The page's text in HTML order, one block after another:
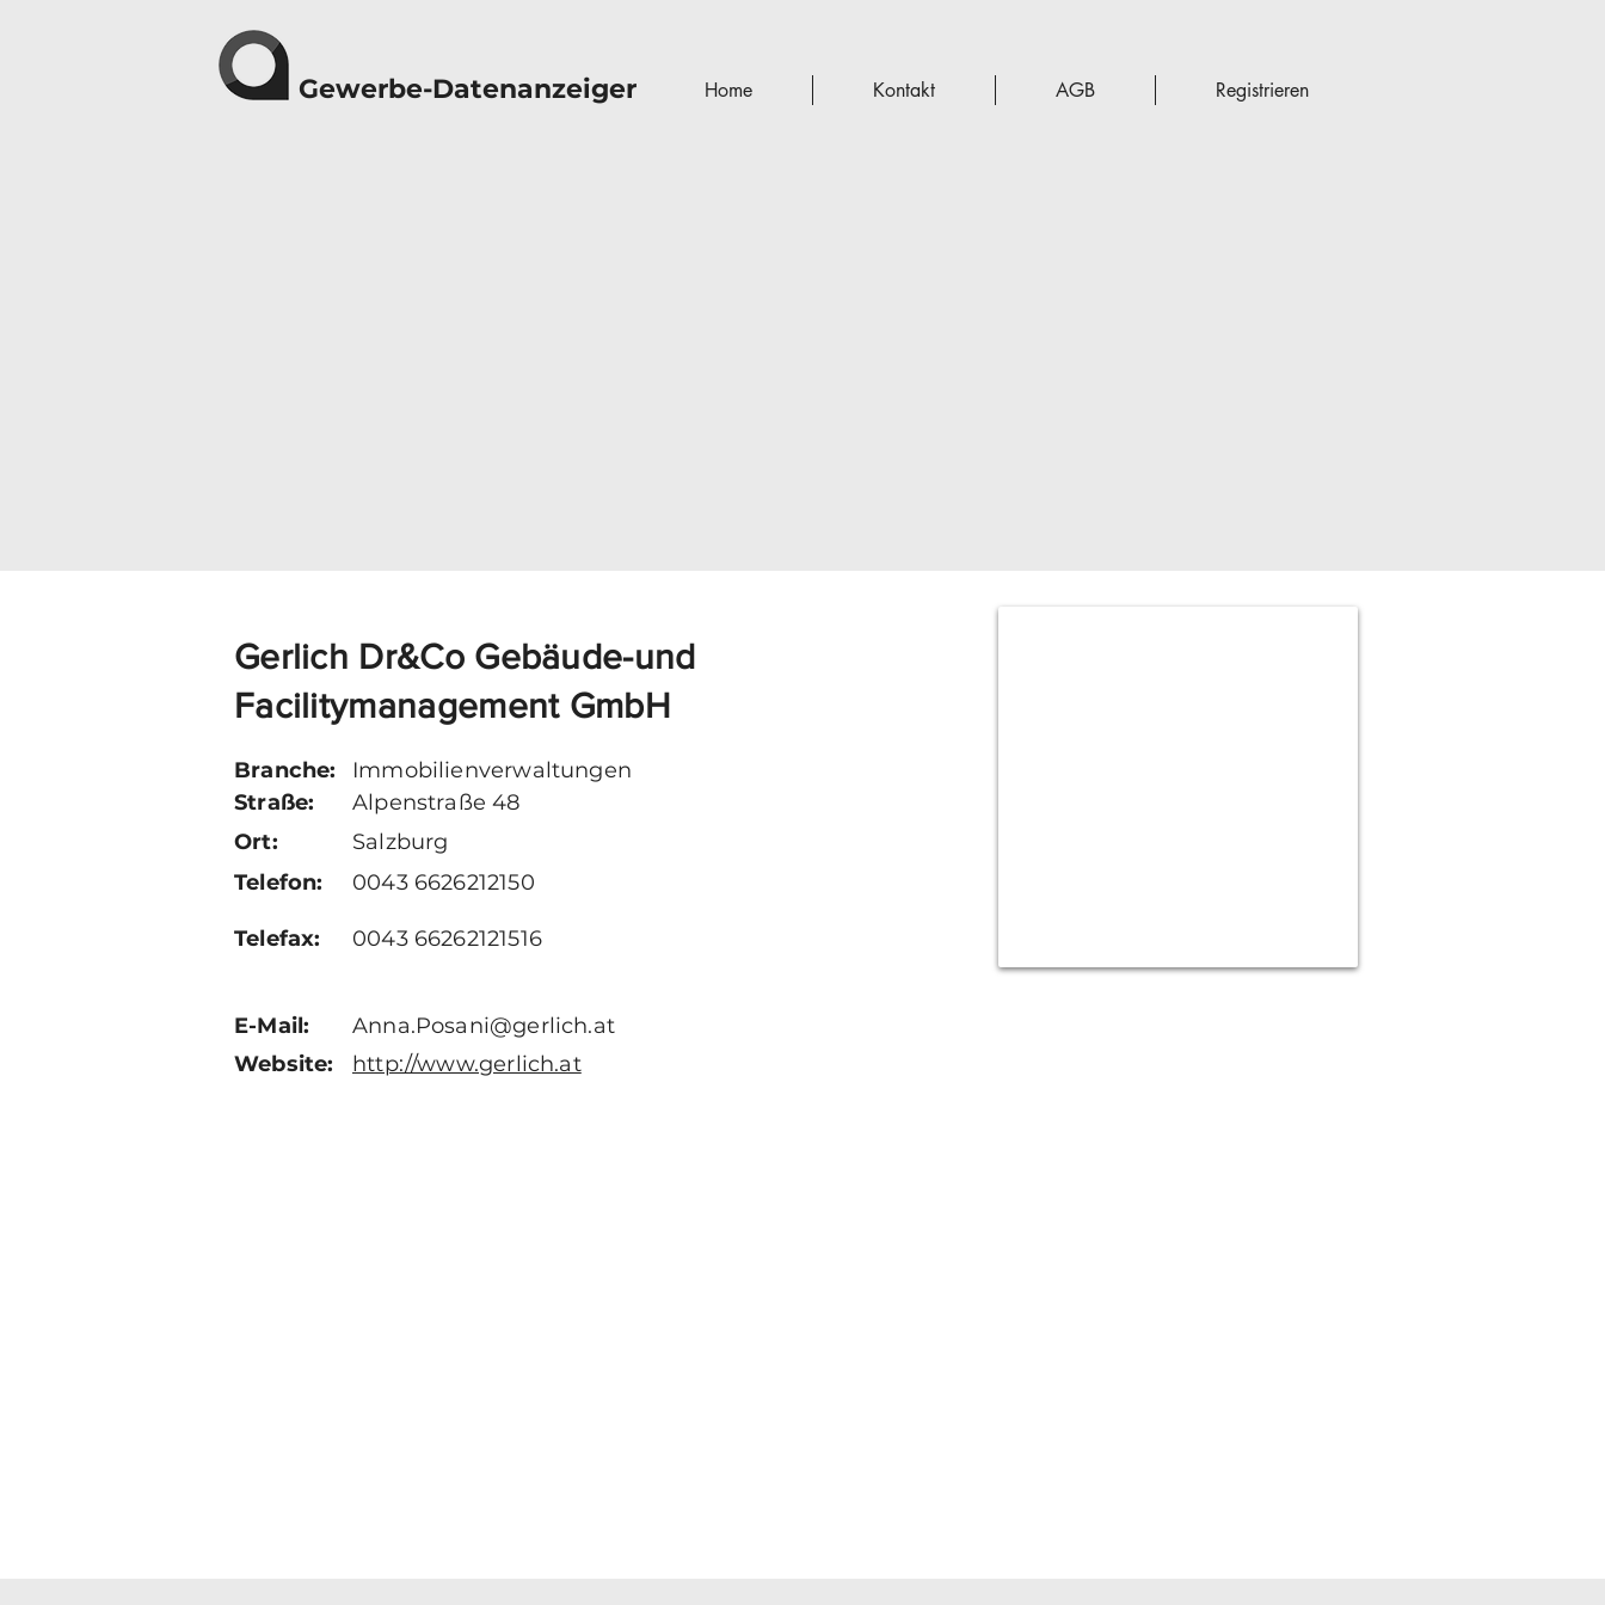
Gewerbe-Datenanzeiger Home Kontakt AGB Registrieren
Gerlich Dr&Co Gebäude-und
Facilitymanagement GmbH
Branche:
Straße:
Immobilienverwaltungen
Alpenstraße 48
Ort:
Salzburg
Telefon:
0043 6626212150
Telefax: 0043 66262121516
E-Mail:
Anna.Posani@gerlich.at
Website:
http://www.gerlich.at